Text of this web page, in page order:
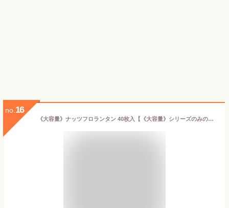
no. 16
《大容量》ナッツフロランタン 40枚入【《大容量》シリーズのみの注文で送料無料】｜TIVOLI ちぼり karinblume カリン・ブルーメ 菓子 洋菓子 焼き菓子 キャラメル フロランタン ナッツ アーモンド カシューナッツ 2000円 個包装 お取り寄せ ティータイム お茶菓子 クッキー